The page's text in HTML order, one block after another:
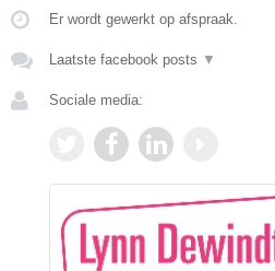
Er wordt gewerkt op afspraak.
Laatste facebook posts ▼
Sociale media: